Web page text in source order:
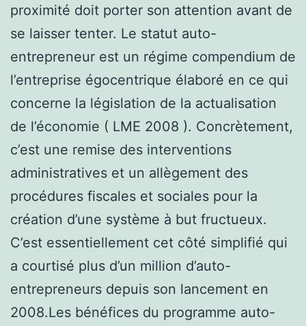
proximité doit porter son attention avant de
se laisser tenter. Le statut auto-
entrepreneur est un régime compendium de
l’entreprise égocentrique élaboré en ce qui
concerne la législation de la actualisation
de l’économie ( LME 2008 ). Concrètement,
c’est une remise des interventions
administratives et un allègement des
procédures fiscales et sociales pour la
création d’une système à but fructueux.
C’est essentiellement cet côté simplifié qui
a courtisé plus d’un million d’auto-
entrepreneurs depuis son lancement en
2008.Les bénéfices du programme auto-